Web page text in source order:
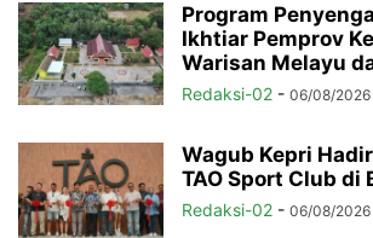
Program
Ikhtiar Pemprov
Warisan Melayu
Redaksi-02 - 06/08/2026
Wagub Kepri
TAO Sport Club di
Redaksi-02 - 06/08/2026